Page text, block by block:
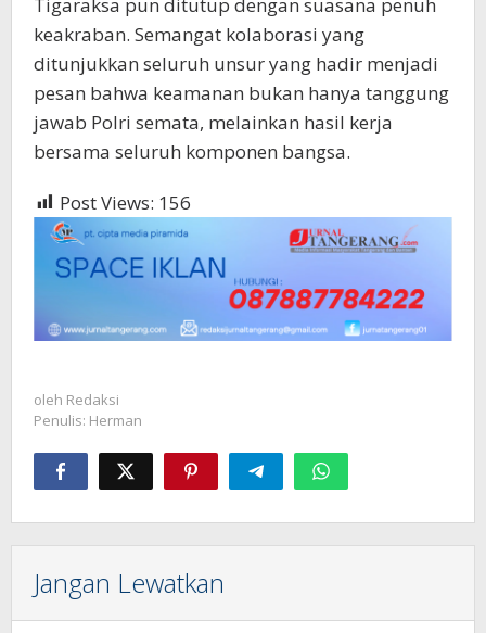
keakraban. Semangat kolaborasi yang
ditunjukkan seluruh unsur yang hadir menjadi
pesan bahwa keamanan bukan hanya tanggung
jawab Polri semata, melainkan hasil kerja
bersama seluruh komponen bangsa.
Post Views: 156
oleh Redaksi
Penulis: Herman
Jangan Lewatkan